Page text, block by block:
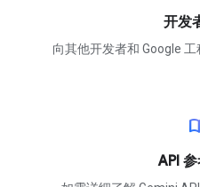
开发
向其他开发者和 Google
API